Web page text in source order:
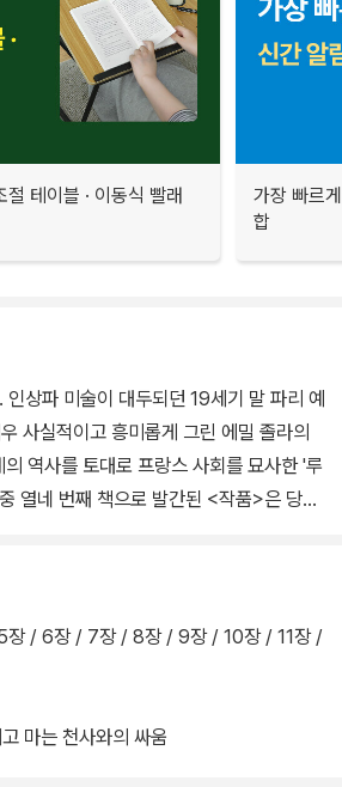
테이블 · 이동식 빨래
가장 빠르
합
상파 미술이 대두되던 19세기 말 파리 예
사실적이고 흥미롭게 그린 에밀 졸라의
역사를 토대로 프랑스 사회를 묘사한 '루
열네 번째 책으로 발간된 <작품>은 당시
에라는 작중 화가의 피하지 못한 숙명과
게 담아냈다.
학교에서 가르치는 화법을 거부한 시대에
직 야외의 살아 있는 빛 아래에 보이는 자
/ 6장 / 7장 / 8장 / 9장 / 10장 / 11장 /
마는 천사와의 싸움